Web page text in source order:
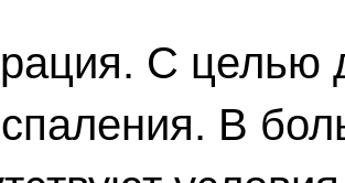
С целью
В